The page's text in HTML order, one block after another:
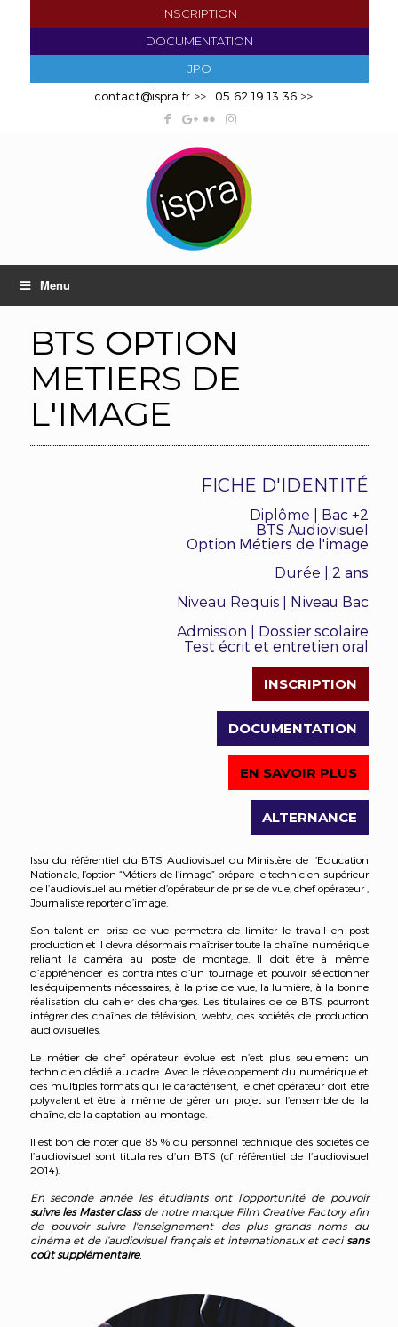
INSCRIPTION
DOCUMENTATION
JPO
contact@ispra.fr >> 05 62 19 13 36 >>
Menu
BTS OPTION
METIERS DE
L'IMAGE
FICHE D'IDENTITÉ
Diplôme |
Bac +2
BTS Audiovisuel
Option Métiers de l'image
Durée |
2 ans
Niveau Requis |
Niveau Bac
Admission |
Dossier scolaire
Test écrit et entretien oral
INSCRIPTION
DOCUMENTATION
EN SAVOIR PLUS
ALTERNANCE
Issu du référentiel du BTS Audiovisuel du Ministère de l’Education
Nationale, l’option “Métiers de l’image” prépare le technicien supérieur
de l’audiovisuel au métier d’opérateur de prise de vue, chef opérateur ,
Journaliste reporter d’image.
Son talent en prise de vue permettra de limiter le travail en post
production et il devra désormais maîtriser toute la chaîne numérique
reliant la caméra au poste de montage. Il doit être à même
d’appréhender les contraintes d’un tournage et pouvoir sélectionner
les équipements nécessaires, à la prise de vue, la lumière, à la bonne
réalisation du cahier des charges. Les titulaires de ce BTS pourront
intégrer des chaînes de télévision, webtv, des sociétés de production
audiovisuelles.
Le métier de chef opérateur évolue est n’est plus seuIement un
technicien dédié au cadre. Avec le développement du numérique et
des multiples formats qui le caractérisent, le chef opérateur doit être
polyvalent et être à même de gérer un projet sur l’ensemble de la
chaîne, de la captation au montage.
Il est bon de noter que 85 % du personnel technique des sociétés de
l’audiovisuel sont titulaires d’un BTS (cf référentiel de l’audiovisuel
2014).
En seconde année les étudiants ont l'opportunité de pouvoir
suivre les Master classde notre marque Film Creative Factory afin
de pouvoir suivre l'enseignement des plus grands noms du
cinéma et de l’audiovisuel français et internationaux et cecisans
coût supplémentaire.